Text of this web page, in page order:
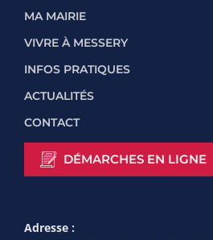
MA MAIRIE
VIVRE À MESSERY
INFOS PRATIQUES
ACTUALITÉS
CONTACT
DÉMARCHES EN LIGNE
Adresse :